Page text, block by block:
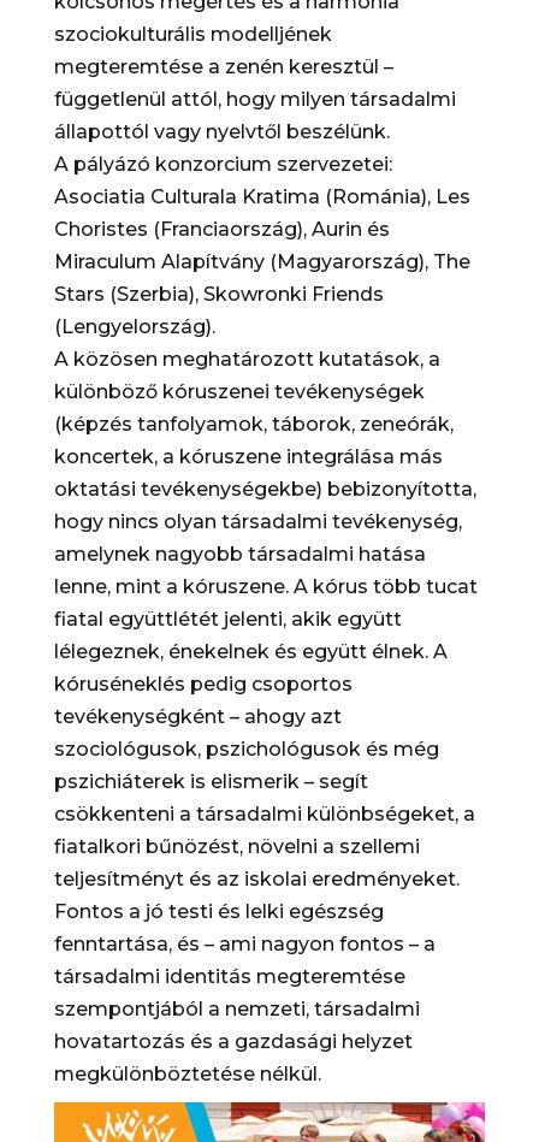
szociokulturális modelljének
megteremtése a zenén keresztül –
függetlenül attól, hogy milyen társadalmi
állapottól vagy nyelvtől beszélünk.
A pályázó konzorcium szervezetei:
Asociatia Culturala Kratima (Románia), Les
Choristes (Franciaország), Aurin és
Miraculum Alapítvány (Magyarország), The
Stars (Szerbia), Skowronki Friends
(Lengyelország).
A közösen meghatározott kutatások, a
különböző kóruszenei tevékenységek
(képzés tanfolyamok, táborok, zeneórák,
koncertek, a kóruszene integrálása más
oktatási tevékenységekbe) bebizonyította,
hogy nincs olyan társadalmi tevékenység,
amelynek nagyobb társadalmi hatása
lenne, mint a kóruszene. A kórus több tucat
fiatal együttlétét jelenti, akik együtt
lélegeznek, énekelnek és együtt élnek. A
kóruséneklés pedig csoportos
tevékenységként – ahogy azt
szociológusok, pszichológusok és még
pszichiáterek is elismerik – segít
csökkenteni a társadalmi különbségeket, a
fiatalkori bűnözést, növelni a szellemi
teljesítményt és az iskolai eredményeket.
Fontos a jó testi és lelki egészség
fenntartása, és – ami nagyon fontos – a
társadalmi identitás megteremtése
szempontjából a nemzeti, társadalmi
hovatartozás és a gazdasági helyzet
megkülönböztetése nélkül.